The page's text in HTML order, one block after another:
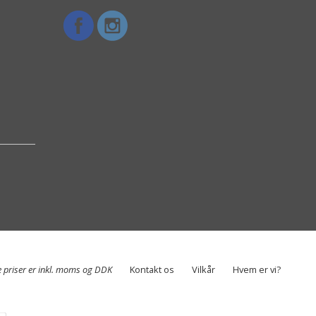
Hvem er vi?
Vilkår
Kontakt os
priser er inkl. moms og DDK